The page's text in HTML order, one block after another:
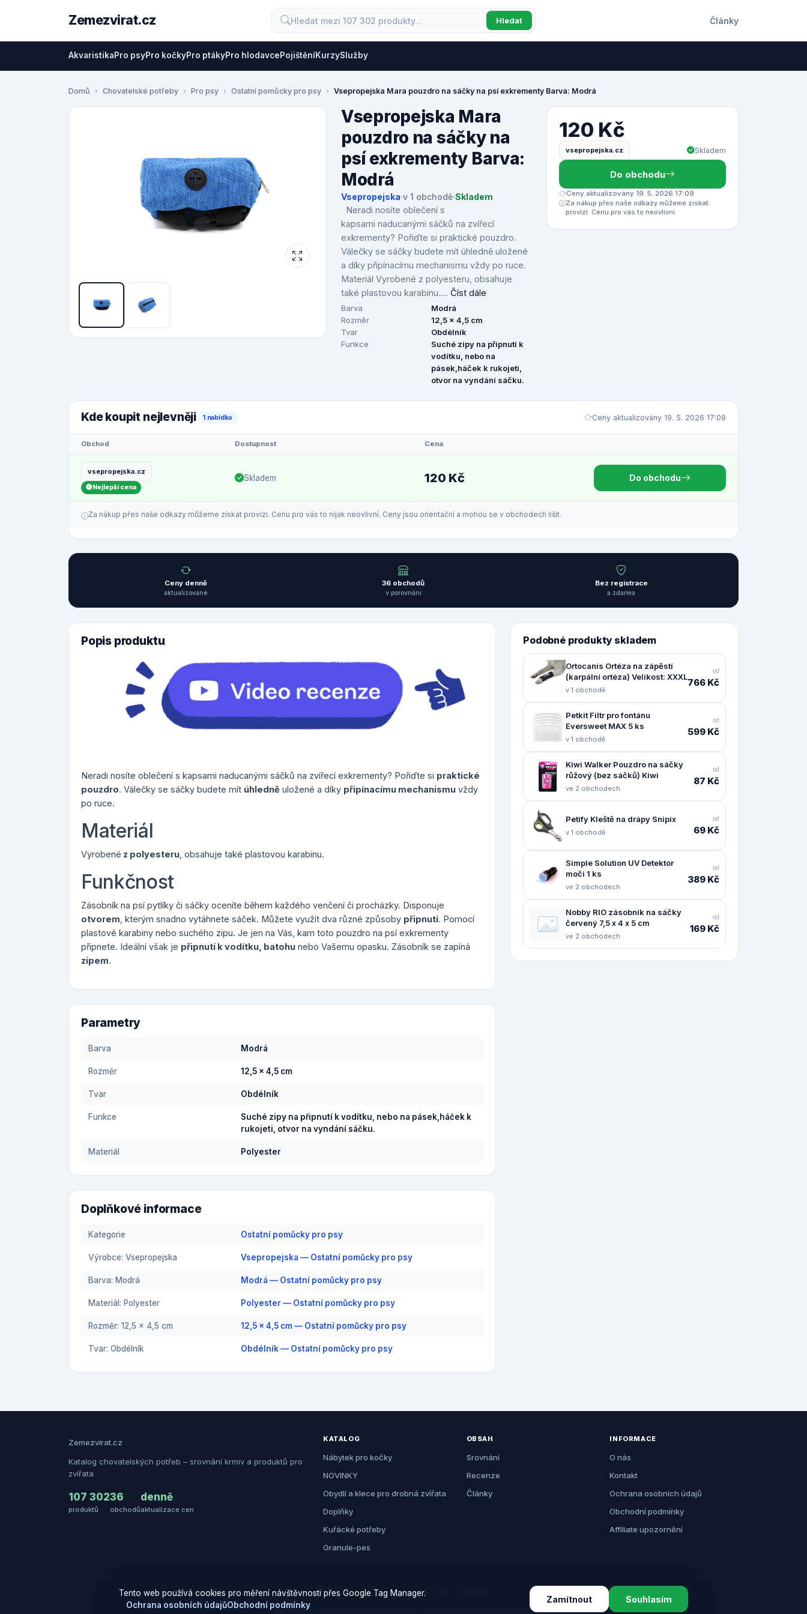
Zemezvirat.cz Hledat Články
AkvaristikaPro psyPro kočkyPro ptákyPro hlodavcePojištěníKurzySlužby
Domů Chovatelské potřeby Pro psy Ostatní pomůcky pro psy Vsepropejska Mara pouzdro na sáčky na psí exkrementy Barva: Modrá
Vsepropejska Mara
pouzdro na sáčky na
psí exkrementy Barva:
Modrá
Vsepropejska·v 1 obchodě·Skladem
Neradi nosíte oblečení s
kapsami naducanými sáčků na zvířecí
exkrementy? Pořiďte si praktické pouzdro.
Válečky se sáčky budete mít úhledně uložené
a díky připínacímu mechanismu vždy po ruce.
Materiál Vyrobené z polyesteru, obsahuje
také plastovou karabinu.... Číst dále
Barva
Modrá
Rozměr
12,5 x 4,5 cm
Tvar
Obdélník
Funkce
Suché zipy na připnutí k
vodítku, nebo na
pásek,háček k rukojeti,
otvor na vyndání sáčku.
120 Kč
vsepropejska.cz Skladem
Do obchodu
Ceny aktualizovány 19. 5. 2026 17:09
Za nákup přes naše odkazy můžeme získat
provizi. Cenu pro vás to neovlivní.
Kde koupit nejlevněji 1 nabídka Ceny aktualizovány 19. 5. 2026 17:09
Obchod Dostupnost Cena
vsepropejska.cz
Nejlepší cena
Skladem 120 Kč Do obchodu
Za nákup přes naše odkazy můžeme získat provizi. Cenu pro vás to nijak neovlivní. Ceny jsou orientační a mohou se v obchodech lišit.
Ceny denně
aktualizované
36 obchodů
v porovnání
Bez registrace
a zdarma
Popis produktu
Neradi nosíte oblečení s kapsami naducanými sáčků na zvířecí exkrementy? Pořiďte si praktické
pouzdro. Válečky se sáčky budete mít úhledně uložené a díky připínacímu mechanismu vždy
po ruce.
Materiál
Vyrobené z polyesteru , obsahuje také plastovou karabinu.
Funkčnost
Zásobník na psí pytlíky či sáčky oceníte během každého venčení či procházky. Disponuje
otvorem , kterým snadno vytáhnete sáček. Můžete využít dva různé způsoby připnutí. Pomocí
plastové karabiny nebo suchého zipu. Je jen na Vás, kam toto pouzdro na psí exkrementy
připnete. Ideální však je připnutí k vodítku, batohu nebo Vašemu opasku. Zásobník se zapíná
zipem.
Parametry
Barva Modrá
Rozměr 12,5 x 4,5 cm
Tvar Obdélník
Funkce
Suché zipy na připnutí k vodítku, nebo na pásek,háček k
rukojeti, otvor na vyndání sáčku.
Materiál Polyester
Doplňkové informace
Kategorie Ostatní pomůcky pro psy
Výrobce: Vsepropejska Vsepropejska — Ostatní pomůcky pro psy
Barva: Modrá Modrá — Ostatní pomůcky pro psy
Materiál: Polyester Polyester — Ostatní pomůcky pro psy
Rozměr: 12,5 x 4,5 cm 12,5 x 4,5 cm — Ostatní pomůcky pro psy
Tvar: Obdélník Obdélník — Ostatní pomůcky pro psy
Podobné produkty skladem
Ortocanis Ortéza na zápěstí
(karpální ortéza) Velikost: XXXL
v 1 obchodě
od
766 Kč
Petkit Filtr pro fontánu
Eversweet MAX 5 ks
v 1 obchodě
od
599 Kč
Kiwi Walker Pouzdro na sáčky
růžový (bez sáčků) Kiwi
ve 2 obchodech
od
87 Kč
Petify Kleště na drápy Snipix
v 1 obchodě
od
69 Kč
Simple Solution UV Detektor
moči 1 ks
ve 2 obchodech
od
389 Kč
Nobby RIO zásobník na sáčky
červený 7,5 x 4 x 5 cm
ve 2 obchodech
od
169 Kč
Zemezvirat.cz
Katalog chovatelských potřeb – srovnání krmiv a produktů pro
zvířata
107 302
produktů
36
obchodů
denně
aktualizace cen
KATALOG
Nábytek pro kočky
NOVINKY
Obydlí a klece pro drobná zvířata
Doplňky
Kuřácké potřeby
Granule-pes
OBSAH
Srovnání
Recenze
Články
INFORMACE
O nás
Kontakt
Ochrana osobních údajů
Obchodní podmínky
Affiliate upozornění
© 2026 Zemezvirat.cz. Všechna práva vyhrazena.
Za nákup přes naše odkazy můžeme získat provizi. Cenu pro vás to neovlivní.
Tento web používá cookies pro měření návštěvnosti přes Google Tag Manager.
Ochrana osobních údajůObchodní podmínky
Zamítnout Souhlasím